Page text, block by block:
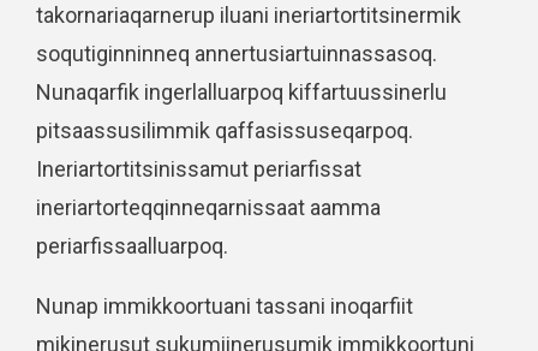
takornariaqarnerup iluani ineriartortitsinermik
soqutiginninneq annertusiartuinnassasoq.
Nunaqarfik ingerlalluarpoq kiffartuussinerlu
pitsaassusilimmik qaffasissuseqarpoq.
Ineriartortitsinissamut periarfissat
ineriartorteqqinneqarnissaat aamma
periarfissaalluarpoq.
Nunap immikkoortuani tassani inoqarfiit
mikinerusut sukumiinerusumik immikkoortuni